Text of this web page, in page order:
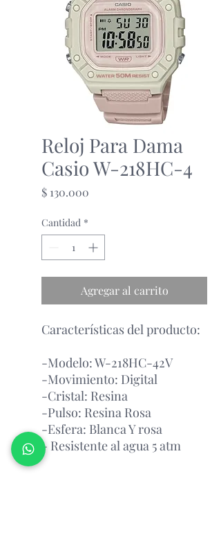
Reloj Para Dama
Casio W-218HC-4
$ 130.000
Cantidad *
Agregar al carrito
Características del producto:
-Modelo: W-218HC-42V
-Movimiento: Digital
-Cristal: Resina
-Pulso: Resina Rosa
-Esfera: Blanca Y rosa
- Resistente al agua 5 atm